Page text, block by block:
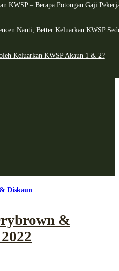
KWSP – Berapa Potongan Gaji
Nanti, Better Keluarkan KWSP
Keluarkan KWSP Akaun 1 & 2?
Diskaun
&